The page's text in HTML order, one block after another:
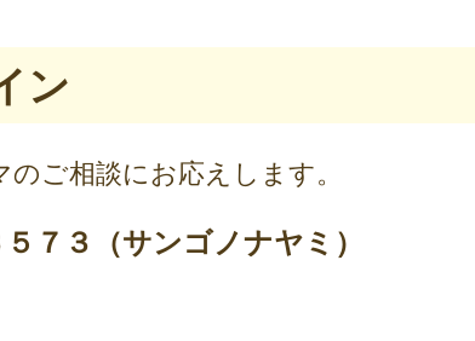
ン
ご相談にお応えします。
７３（サンゴノナヤミ）